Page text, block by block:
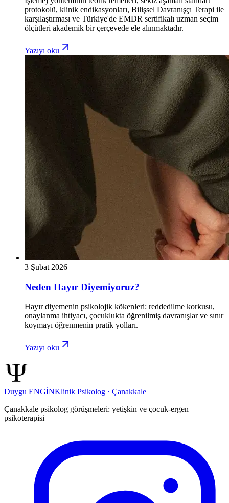
protokolü, klinik endikasyonları, Bilişsel Davranışçı Terapi ile
karşılaştırması ve Türkiye'de EMDR sertifikalı uzman seçim
ölçütleri akademik bir çerçevede ele alınmaktadır.
Yazıyı oku
3 Şubat 2026
Neden Hayır Diyemiyoruz?
Hayır diyemenin psikolojik kökenleri: reddedilme korkusu,
onaylanma ihtiyacı, çocuklukta öğrenilmiş davranışlar ve sınır
koymayı öğrenmenin pratik yolları.
Yazıyı oku
Duygu ENGİNKlinik Psikolog · Çanakkale
Çanakkale psikolog görüşmeleri: yetişkin ve çocuk-ergen
psikoterapisi